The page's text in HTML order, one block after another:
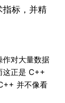
指标，并精
作对大量数据
这正是 C++
并不像看